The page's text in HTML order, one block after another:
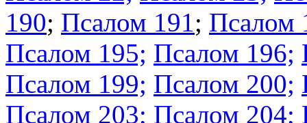
190; Псалом 191; Псалом
Псалом 195; Псалом 196;
Псалом 199; Псалом 200;
Псалом 203; Псалом 204;